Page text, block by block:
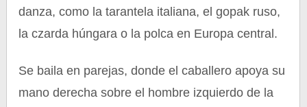
danza, como la tarantela italiana, el gopak ruso,
la czarda húngara o la polca en Europa central.
Se baila en parejas, donde el caballero apoya su
mano derecha sobre el hombre izquierdo de la